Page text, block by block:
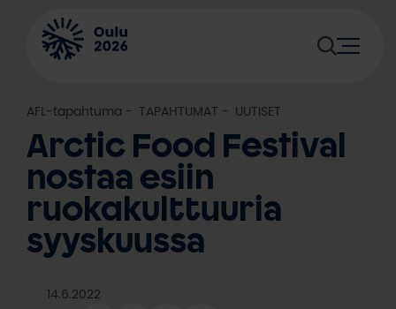
sisältöön
AFL-tapahtuma TAPAHTUMAT UUTISET
Arctic Food Festival
nostaa esiin
ruokakult­tuuria
syyskuussa
14.6.2022